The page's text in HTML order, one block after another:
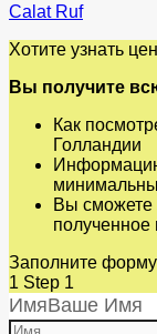
Calat Ruf
Хотите узнать
Вы получите
Как
Голландии
Вы сможете
полученное
Заполните форму
1 Step 1
ИмяВаше Имя